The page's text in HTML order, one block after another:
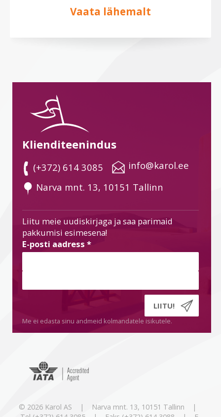
Vaata lähemalt
Klienditeenindus
(+372) 614 3085
info@karol.ee
Narva mnt. 13, 10151 Tallinn
Liitu meie uudiskirjaga ja saa parimaid
pakkumisi esimesena!
E-posti aadress *
Me ei edasta sinu andmeid kolmandatele isikutele.
© 2026 Karol AS | Narva mnt. 13, 10151 Tallinn |